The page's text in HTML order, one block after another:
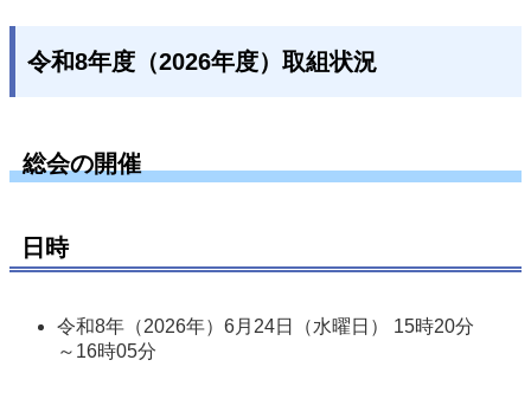
令和8年度（2026年度）取組状況
総会の開催
日時
令和8年（2026年）6月24日（水曜日） 15時20分
～16時05分